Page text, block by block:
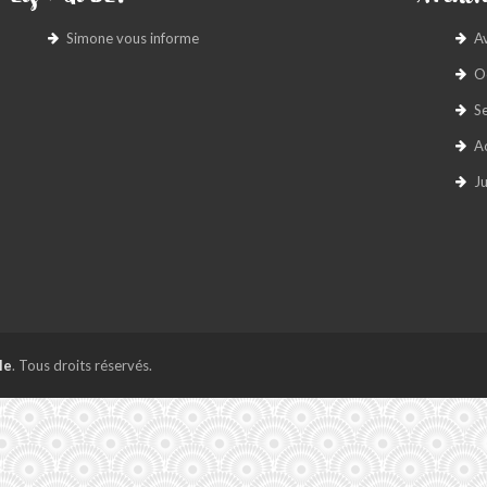
Simone vous informe
. Tous droits réservés.